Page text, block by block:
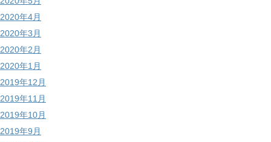
2020年4月
2020年3月
2020年2月
2020年1月
2019年12月
2019年11月
2019年10月
2019年9月